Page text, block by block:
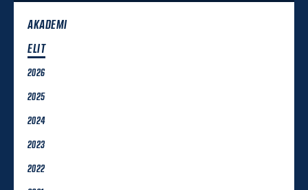
AKADEMI
ELIT
2026
2025
2024
2023
2022